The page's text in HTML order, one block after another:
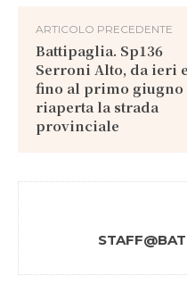
ARTICOLO PRECEDENTE
Battipaglia. Sp136
Serroni Alto, da ieri e
fino al primo giugno
riaperta la strada
provinciale